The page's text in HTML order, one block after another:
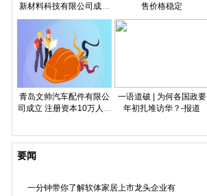
新材料科技有限公司成立
注册资本10000万人民币
售价格稳定
青岛文帅汽车配件有限公
司成立 注册资本10万人民
一语道破 | 为何各国政要
年初扎堆访华？-报道
要闻
一分钟带你了解软体家居上市龙头企业有